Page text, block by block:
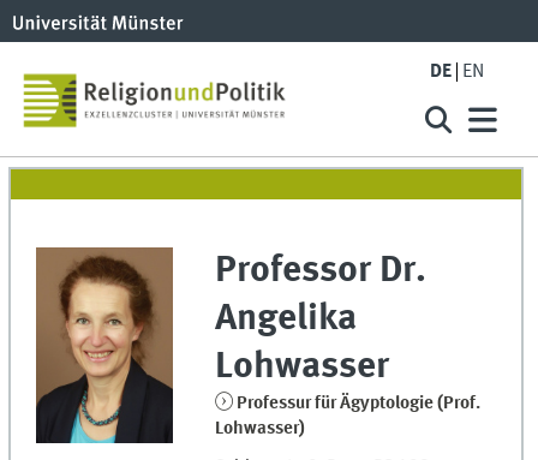
DE EN
Professor Dr.
Angelika
Lohwasser
Professur für Ägyptologie (Prof.
Lohwasser)